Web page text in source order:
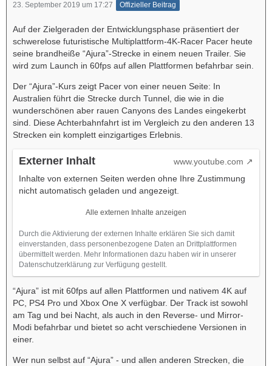
23. September 2019 um 17:27 Offizieller Beitrag
Auf der Zielgeraden der Entwicklungsphase präsentiert der
schwerelose futuristische Multiplattform-4K-Racer Pacer heute
seine brandheiße “Ajura”-Strecke in einem neuen Trailer. Sie
wird zum Launch in 60fps auf allen Plattformen befahrbar sein.
Der “Ajura”-Kurs zeigt Pacer von einer neuen Seite: In
Australien führt die Strecke durch Tunnel, die wie in die
wunderschönen aber rauen Canyons des Landes eingekerbt
sind. Diese Achterbahnfahrt ist im Vergleich zu den anderen 13
Strecken ein komplett einzigartiges Erlebnis.
Externer Inhalt
www.youtube.com
Inhalte von externen Seiten werden ohne Ihre Zustimmung
nicht automatisch geladen und angezeigt.
Alle externen Inhalte anzeigen
Durch die Aktivierung der externen Inhalte erklären Sie sich damit
einverstanden, dass personenbezogene Daten an Drittplattformen
übermittelt werden. Mehr Informationen dazu haben wir in unserer
Datenschutzerklärung zur Verfügung gestellt.
“Ajura” ist mit 60fps auf allen Plattformen und nativem 4K auf
PC, PS4 Pro und Xbox One X verfügbar. Der Track ist sowohl
am Tag und bei Nacht, als auch in den Reverse- und Mirror-
Modi befahrbar und bietet so acht verschiedene Versionen in
einer.
Wer nun selbst auf “Ajura” - und allen anderen Strecken, die